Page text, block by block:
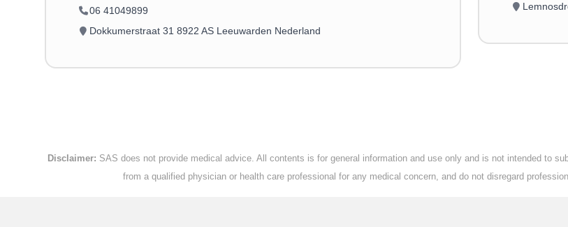
06 41049899
Dokkumerstraat 31 8922 AS Leeuwarden Nederland
Disclaimer: SAS does not provide medical advice. All contents is for general information and use only and is not intended to
from a qualified physician or health care professional for any medical concern, and do not disregard